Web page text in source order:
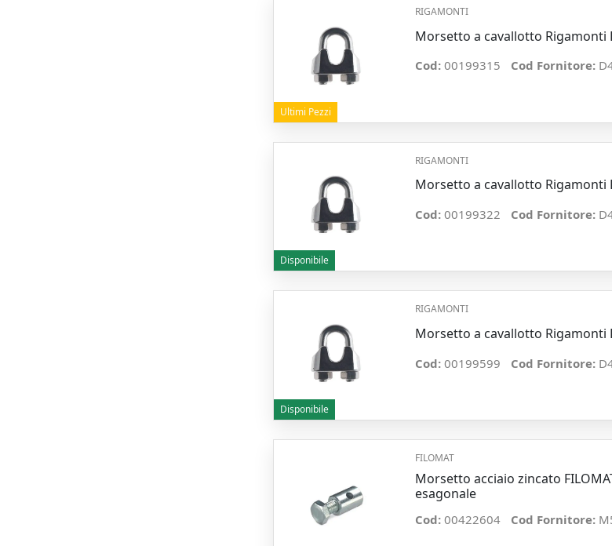
Ultimi Pezzi
RIGAMONTI
Morsetto a cavallotto Rigamonti
Cod: 00199315 Cod Fornitore:
Disponibile
RIGAMONTI
Morsetto a cavallotto Rigamonti
Cod: 00199322 Cod Fornitore:
Disponibile
RIGAMONTI
Morsetto a cavallotto Rigamonti
Cod: 00199599 Cod Fornitore:
FILOMAT
Morsetto acciaio zincato
esagonale
Cod: 00422604 Cod Fornitore: